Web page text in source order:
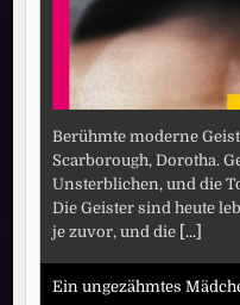
Berühmte moderne
Scarborough, Dorotha.
Unsterblichen, und die
Die Geister sind heute
je zuvor, und die [...]
Ein ungezähmtes